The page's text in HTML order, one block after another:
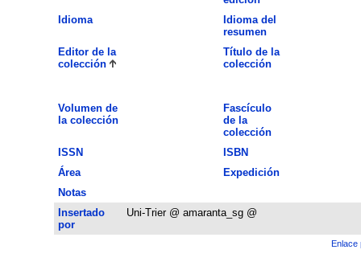
Idioma
Idioma del
resumen
Editor de la
colección
Título de la
colección
Volumen de
la colección
Fascículo
de la
colección
ISSN
ISBN
Área
Expedición
Notas
Insertado
por
Uni-Trier @ amaranta_sg @
Enlace